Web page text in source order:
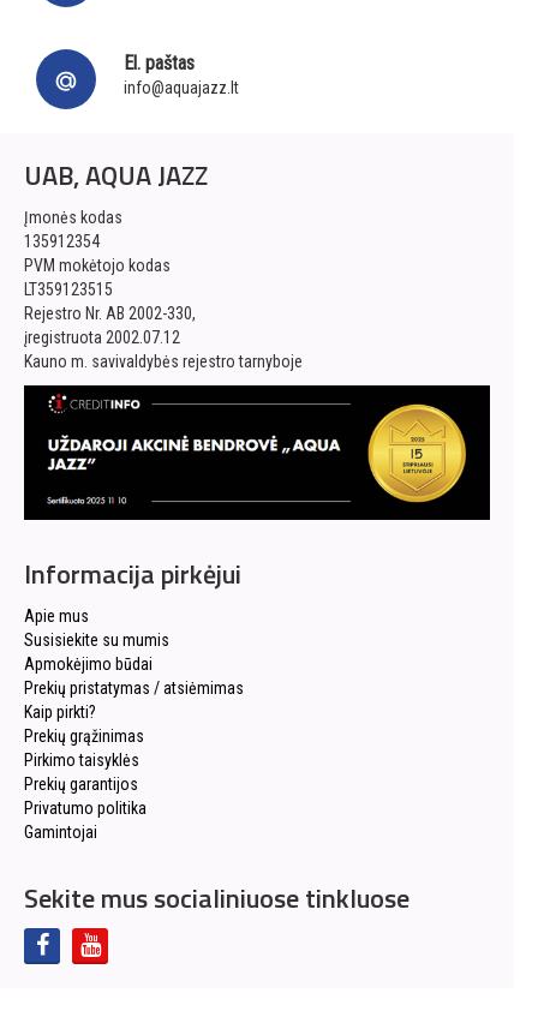
El. paštas
info@aquajazz.lt
UAB, AQUA JAZZ
Įmonės kodas
135912354
PVM mokėtojo kodas
LT359123515
Rejestro Nr. AB 2002-330,
įregistruota 2002.07.12
Kauno m. savivaldybės rejestro tarnyboje
Informacija pirkėjui
Apie mus
Susisiekite su mumis
Apmokėjimo būdai
Prekių pristatymas / atsiėmimas
Kaip pirkti?
Prekių grąžinimas
Pirkimo taisyklės
Prekių garantijos
Privatumo politika
Gamintojai
Sekite mus socialiniuose tinkluose